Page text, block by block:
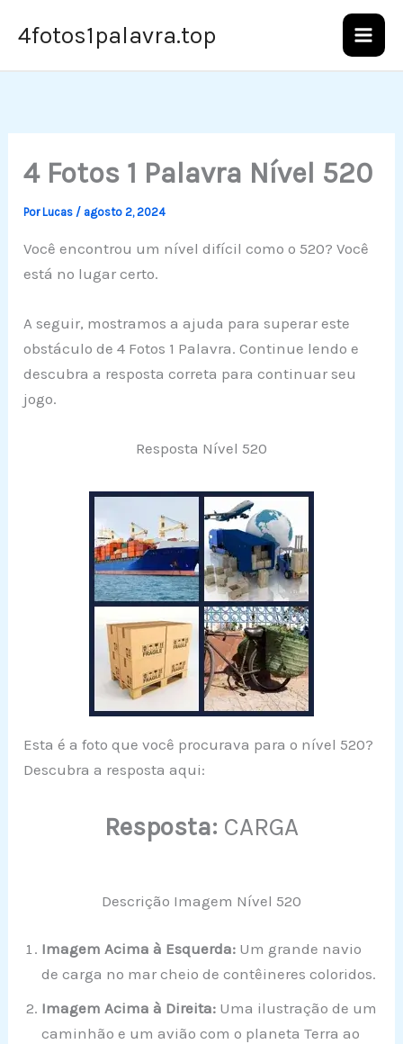
para4fotos1palavra.top
4 Fotos 1 Palavra Nível 520
PorLucas / agosto 2, 2024
Você encontrou um nível difícil como o 520? Você
está no lugar certo.
A seguir, mostramos a ajuda para superar este
obstáculo de 4 Fotos 1 Palavra. Continue lendo e
descubra a resposta correta para continuar seu
jogo.
Resposta Nível 520
Esta é a foto que você procurava para o nível 520?
Descubra a resposta aqui:
Resposta: CARGA
Descrição Imagem Nível 520
Imagem Acima à Esquerda: Um grande navio
de carga no mar cheio de contêineres coloridos.
Imagem Acima à Direita: Uma ilustração de um
caminhão e um avião com o planeta Terra ao